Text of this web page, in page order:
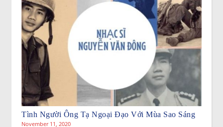
Tình Người Ông Tạ Ngoại Đạo Với Mùa Sao Sáng
November 11, 2020